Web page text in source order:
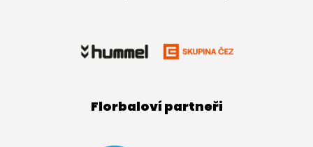
Florbaloví partneři